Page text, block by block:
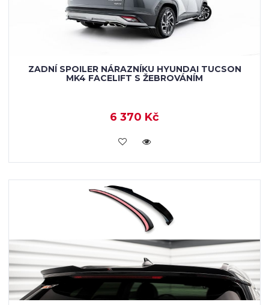
ZADNÍ SPOILER NÁRAZNÍKU HYUNDAI TUCSON
MK4 FACELIFT S ŽEBROVÁNÍM
6 370 Kč
KOUPIT